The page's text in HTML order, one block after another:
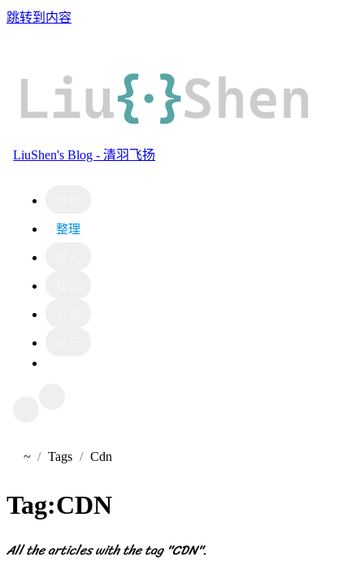
跳转到内容
Liu{·}Shen
LiuShen's Blog - 清羽飞扬
整理
~首页Tags Cdn
Tag:CDN
All the articles with the tag "CDN".